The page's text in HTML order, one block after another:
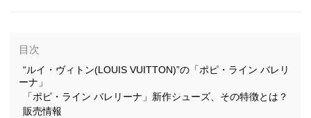
目次
“ルイ・ヴィトン(LOUIS VUITTON)”の「ポピ・ライン バレリ
ーナ」
「ポピ・ライン バレリーナ」新作シューズ、その特徴とは？
販売情報